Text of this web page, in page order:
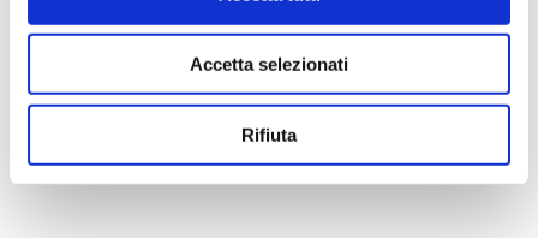
Accetta selezionati
Rifiuta